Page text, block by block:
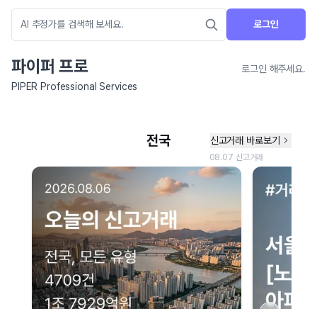
로그인
파이퍼 프로
로그인 해주세요.
PIPER Professional Services
네이버 지도 연결 안내